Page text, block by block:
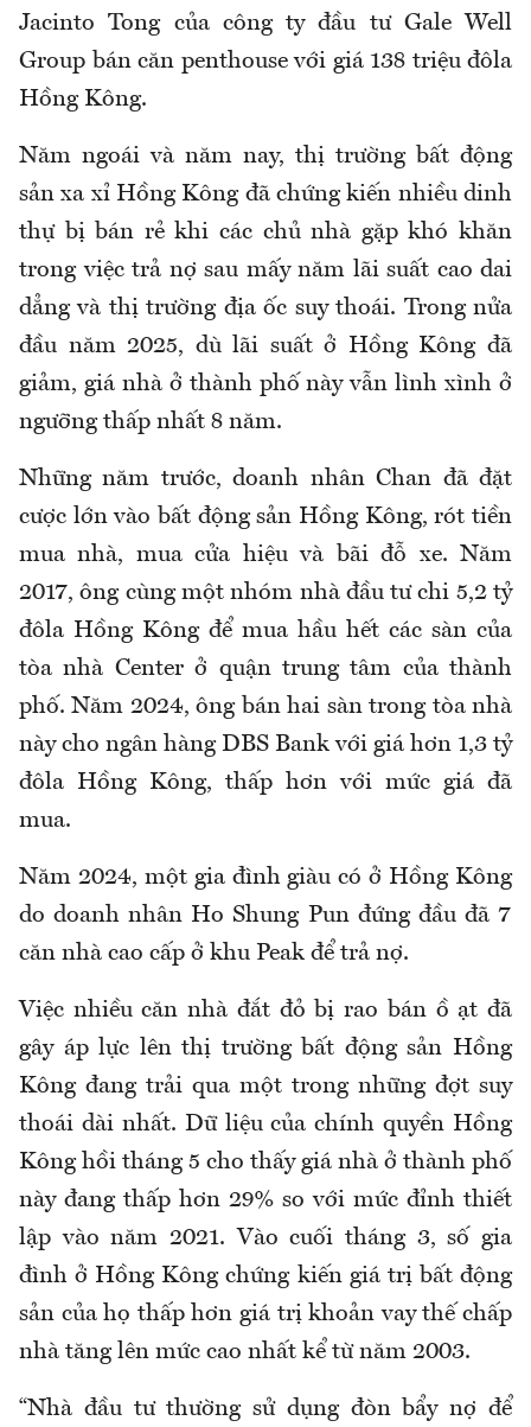
Jacinto Tong của công ty đầu tư Gale Well
Group bán căn penthouse với giá 138 triệu đôla
Hồng Kông.
Năm ngoái và năm nay, thị trường bất động
sản xa xỉ Hồng Kông đã chứng kiến nhiều dinh
thự bị bán rẻ khi các chủ nhà gặp khó khăn
trong việc trả nợ sau mấy năm lãi suất cao dai
dẳng và thị trường địa ốc suy thoái. Trong nửa
đầu năm 2025, dù lãi suất ở Hồng Kông đã
giảm, giá nhà ở thành phố này vẫn lình xình ở
ngưỡng thấp nhất 8 năm.
Những năm trước, doanh nhân Chan đã đặt
cược lớn vào bất động sản Hồng Kông, rót tiền
mua nhà, mua cửa hiệu và bãi đỗ xe. Năm
2017, ông cùng một nhóm nhà đầu tư chi 5,2 tỷ
đôla Hồng Kông để mua hầu hết các sàn của
tòa nhà Center ở quận trung tâm của thành
phố. Năm 2024, ông bán hai sàn trong tòa nhà
này cho ngân hàng DBS Bank với giá hơn 1,3 tỷ
đôla Hồng Kông, thấp hơn với mức giá đã
mua.
Năm 2024, một gia đình giàu có ở Hồng Kông
do doanh nhân Ho Shung Pun đứng đầu đã 7
căn nhà cao cấp ở khu Peak để trả nợ.
Việc nhiều căn nhà đắt đỏ bị rao bán ồ ạt đã
gây áp lực lên thị trường bất động sản Hồng
Kông đang trải qua một trong những đợt suy
thoái dài nhất. Dữ liệu của chính quyền Hồng
Kông hồi tháng 5 cho thấy giá nhà ở thành phố
này đang thấp hơn 29% so với mức đỉnh thiết
lập vào năm 2021. Vào cuối tháng 3, số gia
đình ở Hồng Kông chứng kiến giá trị bất động
sản của họ thấp hơn giá trị khoản vay thế chấp
nhà tăng lên mức cao nhất kể từ năm 2003.
“Nhà đầu tư thường sử dụng đòn bẩy nợ để